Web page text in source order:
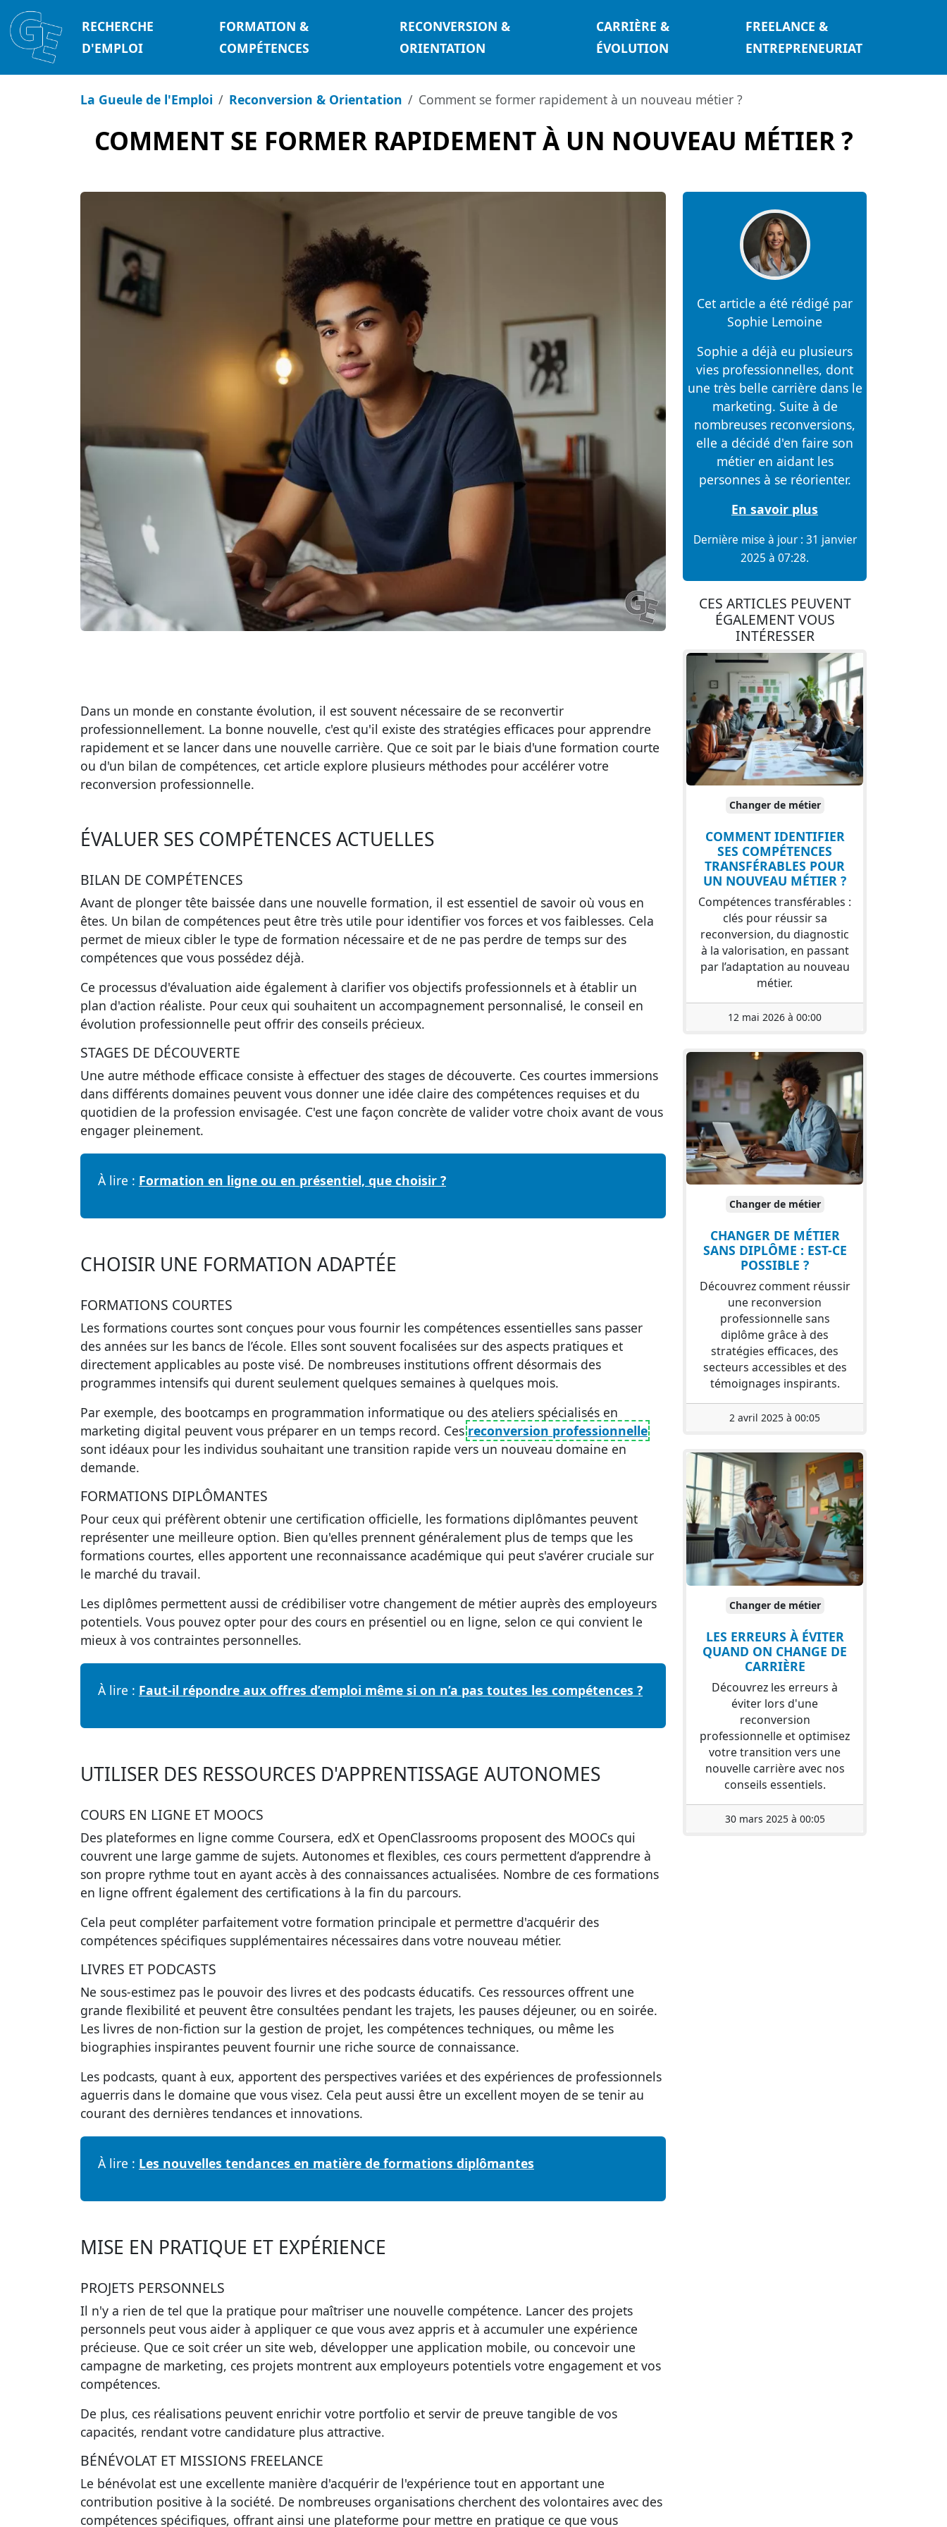
RECHERCHE
D'EMPLOI
FORMATION &
COMPÉTENCES
RECONVERSION &
ORIENTATION
CARRIÈRE &
ÉVOLUTION
FREELANCE &
ENTREPRENEURIAT
La Gueule de l'Emploi Reconversion & Orientation Comment se former rapidement à un nouveau métier ?
COMMENT SE FORMER RAPIDEMENT À UN NOUVEAU MÉTIER ?
Dans un monde en constante évolution, il est souvent nécessaire de se reconvertir
professionnellement. La bonne nouvelle, c'est qu'il existe des stratégies efficaces pour apprendre
rapidement et se lancer dans une nouvelle carrière. Que ce soit par le biais d'une formation courte
ou d'un bilan de compétences, cet article explore plusieurs méthodes pour accélérer votre
reconversion professionnelle.
ÉVALUER SES COMPÉTENCES ACTUELLES
BILAN DE COMPÉTENCES
Avant de plonger tête baissée dans une nouvelle formation, il est essentiel de savoir où vous en
êtes. Un bilan de compétences peut être très utile pour identifier vos forces et vos faiblesses. Cela
permet de mieux cibler le type de formation nécessaire et de ne pas perdre de temps sur des
compétences que vous possédez déjà.
Ce processus d'évaluation aide également à clarifier vos objectifs professionnels et à établir un
plan d'action réaliste. Pour ceux qui souhaitent un accompagnement personnalisé, le conseil en
évolution professionnelle peut offrir des conseils précieux.
STAGES DE DÉCOUVERTE
Une autre méthode efficace consiste à effectuer des stages de découverte. Ces courtes immersions
dans différents domaines peuvent vous donner une idée claire des compétences requises et du
quotidien de la profession envisagée. C'est une façon concrète de valider votre choix avant de vous
engager pleinement.
À lire : Formation en ligne ou en présentiel, que choisir ?
CHOISIR UNE FORMATION ADAPTÉE
FORMATIONS COURTES
Les formations courtes sont conçues pour vous fournir les compétences essentielles sans passer
des années sur les bancs de l’école. Elles sont souvent focalisées sur des aspects pratiques et
directement applicables au poste visé. De nombreuses institutions offrent désormais des
programmes intensifs qui durent seulement quelques semaines à quelques mois.
Par exemple, des bootcamps en programmation informatique ou des ateliers spécialisés en
marketing digital peuvent vous préparer en un temps record. Cesreconversion professionnelle
sont idéaux pour les individus souhaitant une transition rapide vers un nouveau domaine en
demande.
FORMATIONS DIPLÔMANTES
Pour ceux qui préfèrent obtenir une certification officielle, les formations diplômantes peuvent
représenter une meilleure option. Bien qu'elles prennent généralement plus de temps que les
formations courtes, elles apportent une reconnaissance académique qui peut s'avérer cruciale sur
le marché du travail.
Les diplômes permettent aussi de crédibiliser votre changement de métier auprès des employeurs
potentiels. Vous pouvez opter pour des cours en présentiel ou en ligne, selon ce qui convient le
mieux à vos contraintes personnelles.
À lire : Faut-il répondre aux offres d’emploi même si on n’a pas toutes les compétences ?
UTILISER DES RESSOURCES D'APPRENTISSAGE AUTONOMES
COURS EN LIGNE ET MOOCS
Des plateformes en ligne comme Coursera, edX et OpenClassrooms proposent des MOOCs qui
couvrent une large gamme de sujets. Autonomes et flexibles, ces cours permettent d’apprendre à
son propre rythme tout en ayant accès à des connaissances actualisées. Nombre de ces formations
en ligne offrent également des certifications à la fin du parcours.
Cela peut compléter parfaitement votre formation principale et permettre d'acquérir des
compétences spécifiques supplémentaires nécessaires dans votre nouveau métier.
LIVRES ET PODCASTS
Ne sous-estimez pas le pouvoir des livres et des podcasts éducatifs. Ces ressources offrent une
grande flexibilité et peuvent être consultées pendant les trajets, les pauses déjeuner, ou en soirée.
Les livres de non-fiction sur la gestion de projet, les compétences techniques, ou même les
biographies inspirantes peuvent fournir une riche source de connaissance.
Les podcasts, quant à eux, apportent des perspectives variées et des expériences de professionnels
aguerris dans le domaine que vous visez. Cela peut aussi être un excellent moyen de se tenir au
courant des dernières tendances et innovations.
À lire : Les nouvelles tendances en matière de formations diplômantes
MISE EN PRATIQUE ET EXPÉRIENCE
PROJETS PERSONNELS
Il n'y a rien de tel que la pratique pour maîtriser une nouvelle compétence. Lancer des projets
personnels peut vous aider à appliquer ce que vous avez appris et à accumuler une expérience
précieuse. Que ce soit créer un site web, développer une application mobile, ou concevoir une
campagne de marketing, ces projets montrent aux employeurs potentiels votre engagement et vos
compétences.
De plus, ces réalisations peuvent enrichir votre portfolio et servir de preuve tangible de vos
capacités, rendant votre candidature plus attractive.
BÉNÉVOLAT ET MISSIONS FREELANCE
Le bénévolat est une excellente manière d'acquérir de l'expérience tout en apportant une
contribution positive à la société. De nombreuses organisations cherchent des volontaires avec des
compétences spécifiques, offrant ainsi une plateforme pour mettre en pratique ce que vous
Cet article a été rédigé par
Sophie Lemoine
Sophie a déjà eu plusieurs
vies professionnelles, dont
une très belle carrière dans le
marketing. Suite à de
nombreuses reconversions,
elle a décidé d'en faire son
métier en aidant les
personnes à se réorienter.
En savoir plus
Dernière mise à jour : 31 janvier
2025 à 07:28.
CES ARTICLES PEUVENT
ÉGALEMENT VOUS
INTÉRESSER
Changer de métier
COMMENT IDENTIFIER
SES COMPÉTENCES
TRANSFÉRABLES POUR
UN NOUVEAU MÉTIER ?
Compétences transférables :
clés pour réussir sa
reconversion, du diagnostic
à la valorisation, en passant
par l’adaptation au nouveau
métier.
12 mai 2026 à 00:00
Changer de métier
CHANGER DE MÉTIER
SANS DIPLÔME : EST-CE
POSSIBLE ?
Découvrez comment réussir
une reconversion
professionnelle sans
diplôme grâce à des
stratégies efficaces, des
secteurs accessibles et des
témoignages inspirants.
2 avril 2025 à 00:05
Changer de métier
LES ERREURS À ÉVITER
QUAND ON CHANGE DE
CARRIÈRE
Découvrez les erreurs à
éviter lors d'une
reconversion
professionnelle et optimisez
votre transition vers une
nouvelle carrière avec nos
conseils essentiels.
30 mars 2025 à 00:05